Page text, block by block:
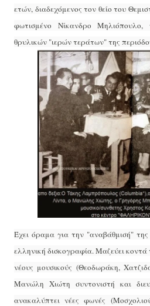
ετών, διαδεχόμενος τον θείο του
φωτισμένο Νίκανδρο
θρυλικών "ιερών τεράτων" της
Έχει όραμα για την "αναβάθμισή"
ελληνική δισκογραφία. Μαζεύει κοντά
νέους μουσικούς (Θεοδωράκη,
Μανώλη Χιώτη συντονιστή και
ανακαλύπτει νέες φωνές